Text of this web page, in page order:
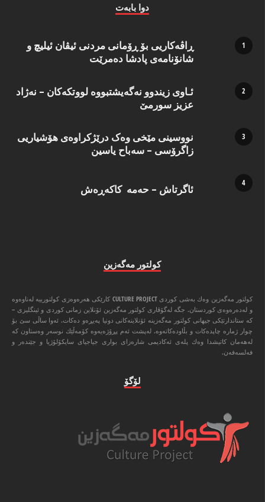
دوا بابه‌ت
ڕاڤەکاریی بۆ ڕۆمانی مردنی ئیڤان ئیلیچ و
شانۆنامەی پادشا دەمرێت
ئـاوی زیندوو نه‌گه‌یشتبووه‌ لووتكه‌كان – نه‌ژاد
عزیز سورمێ
نووسینی مێخی وەک درێژکراوەی هۆشیاریی
زاگرۆسی – سەباح یاسین
ئاگرتاش – حەمە کاکەڕەش
كولتور مه‌گه‌زین
كولتور مه‌گه‌زین وه‌ك به‌شی كوردی CULTURE PROJECT كارێكی هه‌ره‌وه‌زی كولتورییه‌ له‌ناوه‌وه‌
و له‌ده‌ره‌وه‌ی كوردستان. جگه‌ له‌گۆڤاری كولتور مه‌گه‌زین ئۆنلاین زمانی كوردی و ئینگلیزی –
كه‌ ستاندارتێكی جیهانی كولتور مه‌گه‌زینه‌ ئۆنلاینه‌كانی دونیا په‌یڕه‌و ده‌كات. ئه‌وا ‌ساڵی سێ بۆ
چوار ژماره‌ چاپده‌كات و بڵاوده‌كاته‌وه‌. له‌پشت ئه‌م پڕۆژه‌یه‌وه‌ كۆمه‌ڵێك نوسه‌ر وه‌ستاون كه‌
له‌هه‌مان كاتیشدا وه‌ك پله‌ی ئه‌كادیمی شاره‌زای بواری جیاجیای سایكۆلۆژیا و جێنده‌ر و
فه‌لسه‌فه‌ن.
لۆگۆ